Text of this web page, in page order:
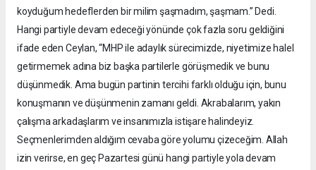
koyduğum hedeflerden bir milim şaşmadım, şaşmam.” Dedi.
Hangi partiyle devam edeceği yönünde çok fazla soru geldiğini
ifade eden Ceylan, “MHP ile adaylık sürecimizde, niyetimize halel
getirmemek adına biz başka partilerle görüşmedik ve bunu
düşünmedik. Ama bugün partinin tercihi farklı olduğu için, bunu
konuşmanın ve düşünmenin zamanı geldi. Akrabalarım, yakın
çalışma arkadaşlarım ve insanımızla istişare halindeyiz.
Seçmenlerimden aldığım cevaba göre yolumu çizeceğim. Allah
izin verirse, en geç Pazartesi günü hangi partiyle yola devam